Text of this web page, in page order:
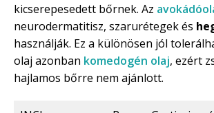
kicserepesedett bőrnek. Az
neurodermatitisz, szarurétegek és
használják. Ez a különösen jól
olaj azonban komedogén olaj, ezért
hajlamos bőrre nem ajánlott.